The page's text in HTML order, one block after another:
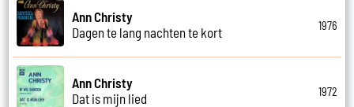
Ann Christy
Dagen te lang nachten te kort
1976
Ann Christy
Dat is mijn lied
1972